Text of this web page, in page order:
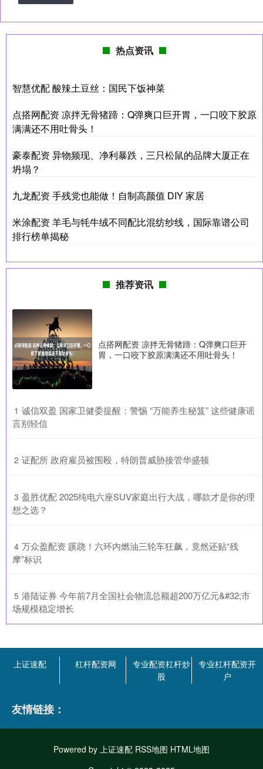
热点资讯
智慧优配 酸辣土豆丝：国民下饭神菜
点搭网配资 凉拌无骨猪蹄：Q弹爽口巨开胃，一口咬下胶原
满满还不用吐骨头！
豪泰配资 异物频现、净利暴跌，三只松鼠的品牌大厦正在
坍塌？
九龙配资 手残党也能做！自制高颜值 DIY 家居
米涂配资 羊毛与牦牛绒不同配比混纺纱线，国际靠谱公司
排行榜单揭秘
推荐资讯
点搭网配资 凉拌无骨猪蹄：Q弹爽口巨开
胃，一口咬下胶原满满还不用吐骨头！
1 ​诚信双盈 国家卫健委提醒：警惕 “万能养生秘笈” 这些健康谣
言别轻信
2 ​证配所 政府雇员被围殴，特朗普威胁接管华盛顿
3 ​盈胜优配 2025纯电六座SUV家庭出行大战，哪款才是你的理
想之选？
4 ​万众盈配资 蹊跷！六环内燃油三轮车狂飙，竟然还贴“残
摩”标识
5 ​港陆证券 今年前7月全国社会物流总额超200万亿元&#32;市
场规模稳定增长
上证速配 杠杆配资网
专业配资杠杆炒
股
专业杠杆配资开
户
友情链接：
Powered by 上证速配 RSS地图 HTML地图